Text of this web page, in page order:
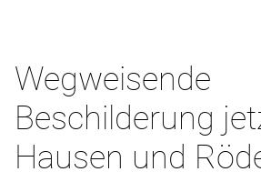
Wegweisende
Beschilderung
Hausen und